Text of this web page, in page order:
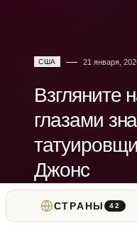
США 21 января,
Взгляните
глазами
Джонс
от Locals Insider
СТРАНЫ 42